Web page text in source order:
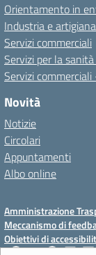
Orientamento in
Industria e
Servizi commerciali
Servizi per la
Servizi
Novità
Notizie
Circolari
Appuntamenti
Albo online
Amministrazione
Meccanismo di
Obiettivi di